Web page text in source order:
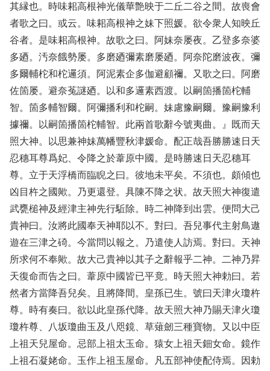
其縁也。時味耜高根神光儀華艶映于二丘二谷之間。故喪會
者歌之曰。或云。味耜高根神之妹下照媛。欲令衆人知映丘
谷者。是味耜高根神。故歌之曰。阿妹奈屡夜。乙登多奈婆
多廼。汚奈餓勢屡。多磨廼彌素磨屡廼。阿奈陀磨波夜。彌
多爾輔柁和柁邏須。阿泥素企多伽避顧禰。又歌之曰。阿磨
佐箇屡。避奈菟謎廼。以和多邏素西渡。以嗣箇播箇柁輔
智。箇多輔智爾。阿彌播利和柁嗣。妹慮豫嗣爾。豫嗣豫利
據禰。以嗣箇播箇柁輔智。此兩首歌辭今號夷曲。』既而天
照大神。以思兼神妹萬幡豐秋津媛命。配正哉吾勝勝速日天
忍穗耳尊爲妃、令降之於葦原中國。是時勝速日天忍穗耳
尊。立于天浮橋而臨睨之曰。彼地未平矣。不須也。頗傾也
凶目杵之國歟。乃更還登。具陳不降之状。故天照大神復遣
武甕槌神及經津主神先行駈除。時二神降到出雲。便問大己
貴神曰。汝將此國奉天神耶以不。對曰。吾兒事代主射鳥遨
遊在三津之碕。今當問以報之。乃遣使人訪焉。對曰。天神
所求何不奉歟。故大己貴神以其子之辭報乎二神。二神乃昇
天復命而告之曰。葦原中國皆已平竟。時天照大神勅曰。若
然者方當降吾兒矣。且將降間。皇孫已生。號曰天津火瓊杵
尊。時有奏曰。欲以此皇孫代降。故天照大神乃賜天津火瓊
瓊杵尊、八坂瓊曲玉及八咫鏡、草薙劒三種寶物。又以中臣
上祖天兒屋命。忌部上祖太玉命。猿女上祖天鈿女命。鏡作
上祖石凝姥命。玉作上祖玉屋命。凡五部神使配侍焉。因勅